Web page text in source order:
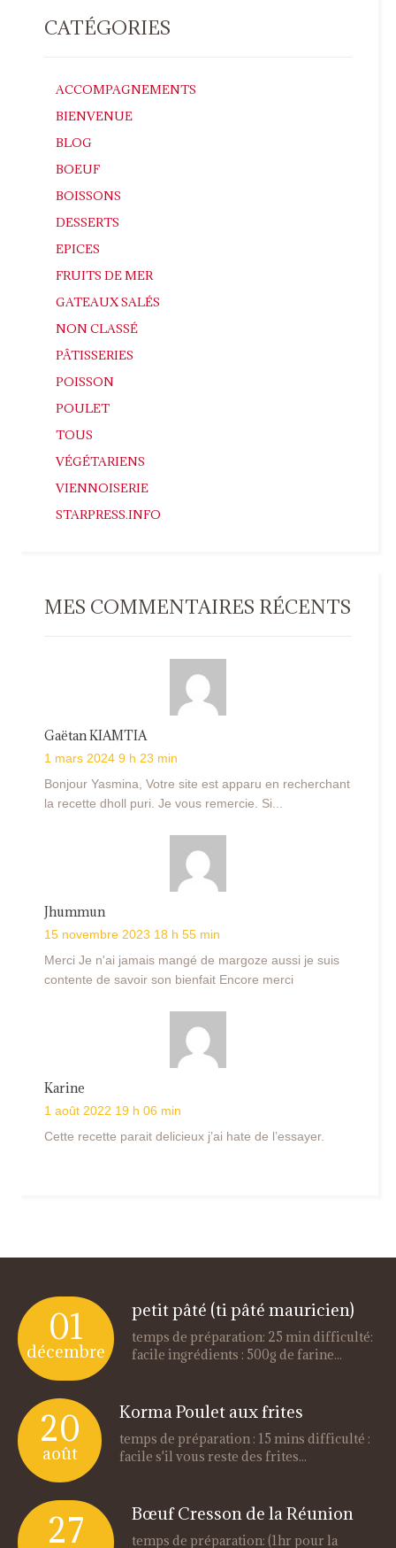
CATÉGORIES
ACCOMPAGNEMENTS
BIENVENUE
BLOG
BOEUF
BOISSONS
DESSERTS
EPICES
FRUITS DE MER
GATEAUX SALÉS
NON CLASSÉ
PÂTISSERIES
POISSON
POULET
TOUS
VÉGÉTARIENS
VIENNOISERIE
STARPRESS.INFO
MES COMMENTAIRES RÉCENTS
Gaëtan KIAMTIA
1 mars 2024 9 h 23 min
Bonjour Yasmina, Votre site est apparu en recherchant
la recette dholl puri. Je vous remercie. Si...
Jhummun
15 novembre 2023 18 h 55 min
Merci Je n'ai jamais mangé de margoze aussi je suis
contente de savoir son bienfait Encore merci
Karine
1 août 2022 19 h 06 min
Cette recette parait delicieux j’ai hate de l’essayer.
01
décembre
petit pâté (ti pâté mauricien)
temps de préparation: 25 min difficulté:
facile ingrédients : 500g de farine...
20
août
Korma Poulet aux frites
temps de préparation : 15 mins difficulté :
facile s'il vous reste des frites...
27 Bœuf Cresson de la Réunion
temps de préparation: (1hr pour la